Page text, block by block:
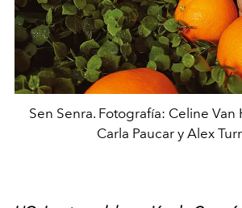
Sen Senra. Fotografía: Celine Van
Carla Paucar y Alex